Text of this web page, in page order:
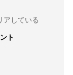
アしている
ト